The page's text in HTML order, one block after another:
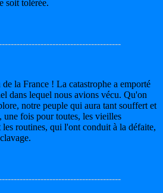
soit tolérée.
la France ! La catastrophe a emporté
dans lequel nous avions vécu. Qu'on
notre peuple qui aura tant souffert et
une fois pour toutes, les vieilles
routines, qui l'ont conduit à la défaite,